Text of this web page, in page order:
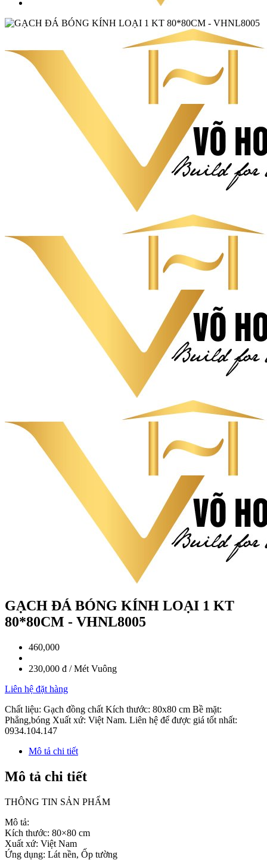
GẠCH ĐÁ BÓNG KÍNH LOẠI 1 KT
80*80CM - VHNL8005
460,000
230,000 đ / Mét Vuông
Liên hệ đặt hàng
Chất liệu: Gạch đồng chất Kích thước: 80x80 cm Bề mặt:
Phẳng,bóng Xuất xứ: Việt Nam. Liên hệ để được giá tốt nhất:
0934.104.147
Mô tả chi tiết
Mô tả chi tiết
THÔNG TIN SẢN PHẨM
Mô tả:
Kích thước: 80×80 cm
Xuất xứ: Việt Nam
Ứng dụng: Lát nền, Ốp tường